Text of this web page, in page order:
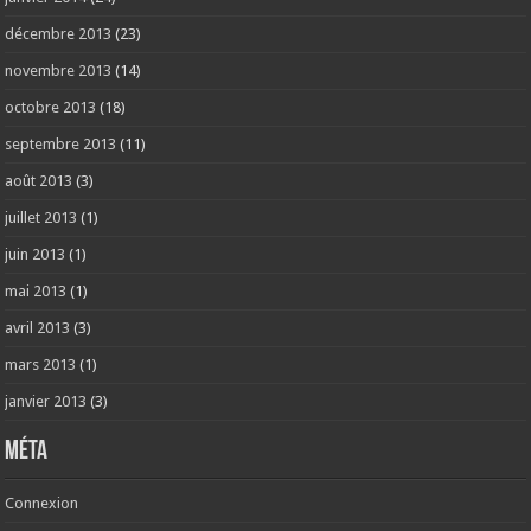
décembre 2013 (23)
novembre 2013 (14)
octobre 2013 (18)
septembre 2013 (11)
août 2013 (3)
juillet 2013 (1)
juin 2013 (1)
mai 2013 (1)
avril 2013 (3)
mars 2013 (1)
janvier 2013 (3)
Méta
Connexion